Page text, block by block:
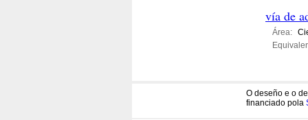
vía de
Área:
O deseño e o
financiado pola